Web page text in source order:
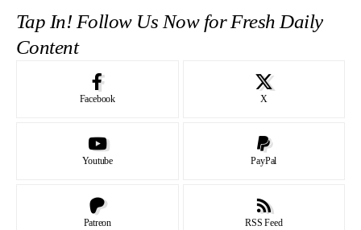
Tap In! Follow Us Now for Fresh Daily
Content
Facebook X
Youtube PayPal
Patreon RSS Feed